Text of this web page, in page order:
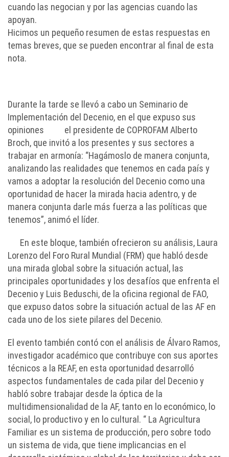
cuando las negocian y por las agencias cuando las
apoyan.
Hicimos un pequeño resumen de estas respuestas en
temas breves, que se pueden encontrar al final de esta
nota.
Durante la tarde se llevó a cabo un Seminario de
Implementación del Decenio, en el que expuso sus
opiniones el presidente de COPROFAM Alberto
Broch, que invitó a los presentes y sus sectores a
trabajar en armonía: “Hagámoslo de manera conjunta,
analizando las realidades que tenemos en cada país y
vamos a adoptar la resolución del Decenio como una
oportunidad de hacer la mirada hacia adentro, y de
manera conjunta darle más fuerza a las políticas que
tenemos”, animó el líder.
En este bloque, también ofrecieron su análisis, Laura
Lorenzo del Foro Rural Mundial (FRM) que habló desde
una mirada global sobre la situación actual, las
principales oportunidades y los desafíos que enfrenta el
Decenio y Luis Beduschi, de la oficina regional de FAO,
que expuso datos sobre la situación actual de las AF en
cada uno de los siete pilares del Decenio.
El evento también contó con el análisis de Álvaro Ramos,
investigador académico que contribuye con sus aportes
técnicos a la REAF, en esta oportunidad desarrolló
aspectos fundamentales de cada pilar del Decenio y
habló sobre trabajar desde la óptica de la
multidimensionalidad de la AF, tanto en lo económico, lo
social, lo productivo y en lo cultural. “ La Agricultura
Familiar es un sistema de producción, pero sobre todo
un sistema de vida, que tiene implicancias en el